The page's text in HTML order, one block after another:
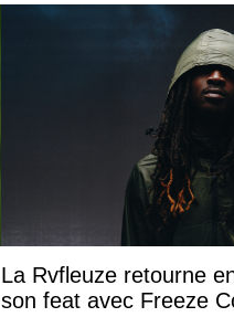
La Rvfleuze retourne
son feat avec Freeze